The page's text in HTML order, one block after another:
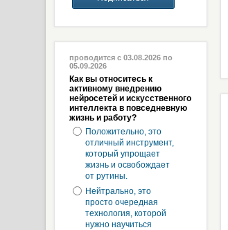
проводится с 03.08.2026 по
05.09.2026
Как вы относитесь к
активному внедрению
нейросетей и искусственного
интеллекта в повседневную
жизнь и работу?
Положительно, это
отличный инструмент,
который упрощает
жизнь и освобождает
от рутины.
Нейтрально, это
просто очередная
технология, которой
нужно научиться